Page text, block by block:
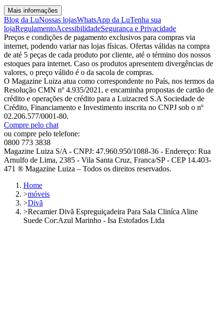
Mais informações
Blog da LuNossas lojasWhatsApp da LuTenha sua
lojaRegulamentoAcessibilidadeSegurança e Privacidade
Preços e condições de pagamento exclusivos para compras via
internet, podendo variar nas lojas físicas. Ofertas válidas na compra
de até 5 peças de cada produto por cliente, até o término dos nossos
estoques para internet. Caso os produtos apresentem divergências de
valores, o preço válido é o da sacola de compras.
O Magazine Luiza atua como correspondente no País, nos termos da
Resolução CMN nº 4.935/2021, e encaminha propostas de cartão de
crédito e operações de crédito para a Luizacred S.A Sociedade de
Crédito, Financiamento e Investimento inscrita no CNPJ sob o nº
02.206.577/0001-80.
Compre pelo chat
ou compre pelo telefone:
0800 773 3838
Magazine Luiza S/A - CNPJ: 47.960.950/1088-36 - Endereço: Rua
Arnulfo de Lima, 2385 - Vila Santa Cruz, Franca/SP - CEP 14.403-
471 ® Magazine Luiza – Todos os direitos reservados.
Home
>móveis
>Divã
>Recamier Divã Espreguiçadeira Para Sala Cliníca Aline
Suede Cor:Azul Marinho - Isa Estofados Ltda